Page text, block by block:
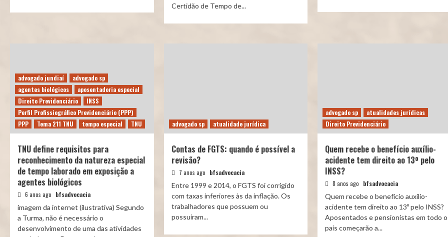
Certidão de Tempo de...
advogado jundiaí
advogado sp
agentes biológicos
aposentadoria especial
Direito Previdenciário
INSS
Perfil Profissiográfico Previdenciário (PPP)
PPP
Tema 211 TNU tempo especial TNU
TNU define requisitos para
reconhecimento da natureza especial
de tempo laborado em exposição a
agentes biológicos
6 anos ago bfsadvocacia
imagem da internet (ilustrativa) Segundo
a Turma, não é necessário o
desenvolvimento de uma das atividades
advogado sp atualidade jurídica
Contas de FGTS: quando é possível a
revisão?
7 anos ago bfsadvocacia
Entre 1999 e 2014, o FGTS foi corrigido
com taxas inferiores às da inflação. Os
trabalhadores que possuem ou
possuíram...
advogado sp
atualidades jurídicas
Direito Previdenciário
Quem recebe o benefício auxílio-
acidente tem direito ao 13º pelo
INSS?
8 anos ago bfsadvocacia
Quem recebe o benefício auxílio-
acidente tem direito ao 13º pelo INSS?
Aposentados e pensionistas em todo o
país começarão a...